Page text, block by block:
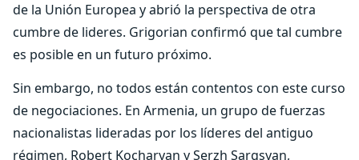
de la Unión Europea y abrió la perspectiva de otra
cumbre de lideres. Grigorian confirmó que tal cumbre
es posible en un futuro próximo.
Sin embargo, no todos están contentos con este curso
de negociaciones. En Armenia, un grupo de fuerzas
nacionalistas lideradas por los líderes del antiguo
régimen, Robert Kocharyan y Serzh Sargsyan,